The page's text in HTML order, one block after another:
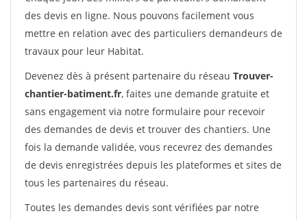
des devis en ligne. Nous pouvons facilement vous
mettre en relation avec des particuliers demandeurs de
travaux pour leur Habitat.
Devenez dès à présent partenaire du réseau Trouver-
chantier-batiment.fr, faites une demande gratuite et
sans engagement via notre formulaire pour recevoir
des demandes de devis et trouver des chantiers. Une
fois la demande validée, vous recevrez des demandes
de devis enregistrées depuis les plateformes et sites de
tous les partenaires du réseau.
Toutes les demandes devis sont vérifiées par notre